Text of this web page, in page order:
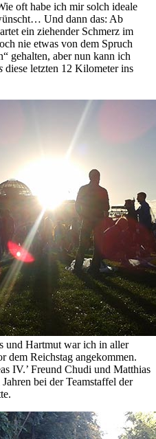
oft habe ich mir solch ideale
Und dann das: Ab
ein ziehender Schmerz im
nie etwas von dem Spruch
gehalten, aber nun kann ich
diese letzten 12 Kilometer ins
und Hartmut war ich in aller
dem Reichstag angekommen.
IV.’ Freund Chudi und Matthias
bei der Teamstaffel der